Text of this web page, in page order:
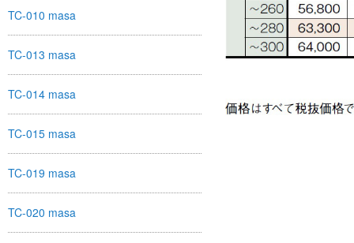
TC-010 masa
TC-013 masa
TC-014 masa
TC-015 masa
TC-019 masa
TC-020 masa